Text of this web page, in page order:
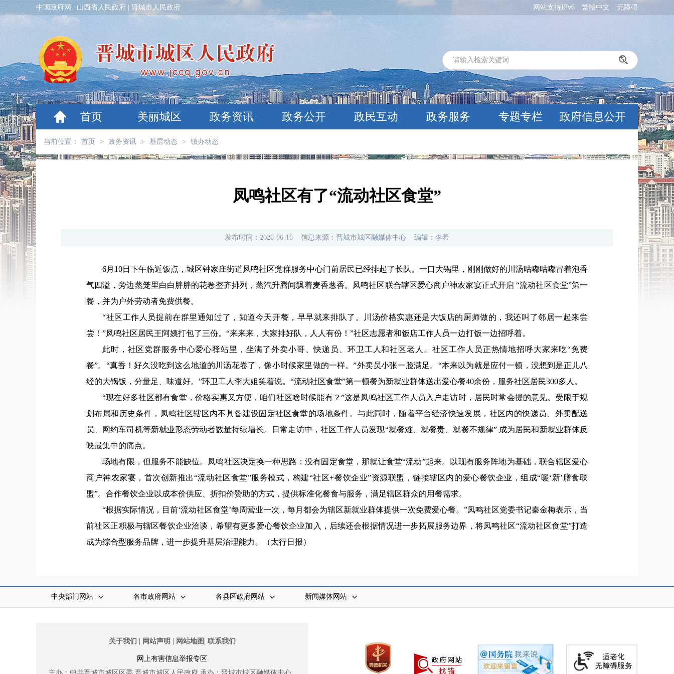
中国政府网 山西省人民政府 晋城市人民政府 网站支持IPv6 繁體中文 无障碍
首页 美丽城区 政务资讯 政务公开 政民互动 政务服务 专题专栏 政府信息公开
当前位置： 首页 > 政务资讯 > 基层动态 > 镇办动态
凤鸣社区有了“流动社区食堂”
发布时间： 2026-06-16 信息来源： 晋城市城区融媒体中心 编辑： 李希
6月10日下午临近饭点，城区钟家庄街道凤鸣社区党群服务中心门前居民已经排起了长队。一口大锅里，刚刚做好的川汤咕嘟咕嘟冒着泡香
气四溢，旁边蒸笼里白白胖胖的花卷整齐排列，蒸汽升腾间飘着麦香葱香。凤鸣社区联合辖区爱心商户神农家宴正式开启 “流动社区食堂”第一
餐，并为户外劳动者免费供餐。
“社区工作人员提前在群里通知过了，知道今天开餐，早早就来排队了。川汤价格实惠还是大饭店的厨师做的，我还叫了邻居一起来尝
尝！”凤鸣社区居民王阿姨打包了三份。“来来来，大家排好队，人人有份！”社区志愿者和饭店工作人员一边打饭一边招呼着。
此时，社区党群服务中心爱心驿站里，坐满了外卖小哥、快递员、环卫工人和社区老人。社区工作人员正热情地招呼大家来吃“免费
餐”。“真香！好久没吃到这么地道的川汤花卷了，像小时候家里做的一样。”外卖员小张一脸满足。“本来以为就是应付一顿，没想到是正儿八
经的大锅饭，分量足、味道好。”环卫工人李大姐笑着说。“流动社区食堂”第一顿餐为新就业群体送出爱心餐40余份，服务社区居民300多人。
“现在好多社区都有食堂，价格实惠又方便，咱们社区啥时候能有？”这是凤鸣社区工作人员入户走访时，居民时常会提的意见。受限于规
划布局和历史条件，凤鸣社区辖区内不具备建设固定社区食堂的场地条件。与此同时，随着平台经济快速发展，社区内的快递员、外卖配送
员、网约车司机等新就业形态劳动者数量持续增长。日常走访中，社区工作人员发现“就餐难、就餐贵、就餐不规律” 成为居民和新就业群体反
映最集中的痛点。
场地有限，但服务不能缺位。凤鸣社区决定换一种思路：没有固定食堂，那就让食堂“流动”起来。以现有服务阵地为基础，联合辖区爱心
商户神农家宴，首次创新推出“流动社区食堂”服务模式，构建“社区+餐饮企业”资源联盟，链接辖区内的爱心餐饮企业，组成“暖‘新’膳食联
盟”。合作餐饮企业以成本价供应、折扣价赞助的方式，提供标准化餐食与服务，满足辖区群众的用餐需求。
“根据实际情况，目前‘流动社区食堂’每周营业一次，每月都会为辖区新就业群体提供一次免费爱心餐。”凤鸣社区党委书记秦金梅表示，当
前社区正积极与辖区餐饮企业洽谈，希望有更多爱心餐饮企业加入，后续还会根据情况进一步拓展服务边界，将凤鸣社区“流动社区食堂”打造
成为综合型服务品牌，进一步提升基层治理能力。（太行日报）
中央部门网站 各市政府网站 各县区政府网站 新闻媒体网站
关于我们 | 网站声明 | 网站地图 | 联系我们
网上有害信息举报专区